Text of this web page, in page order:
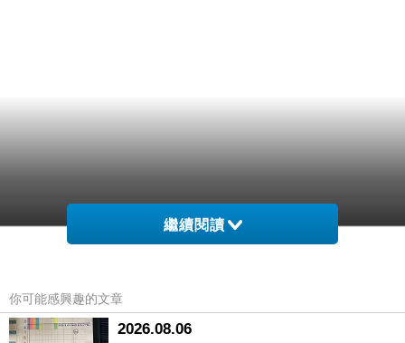
繼續閱讀
你可能感興趣的文章
2026.08.06